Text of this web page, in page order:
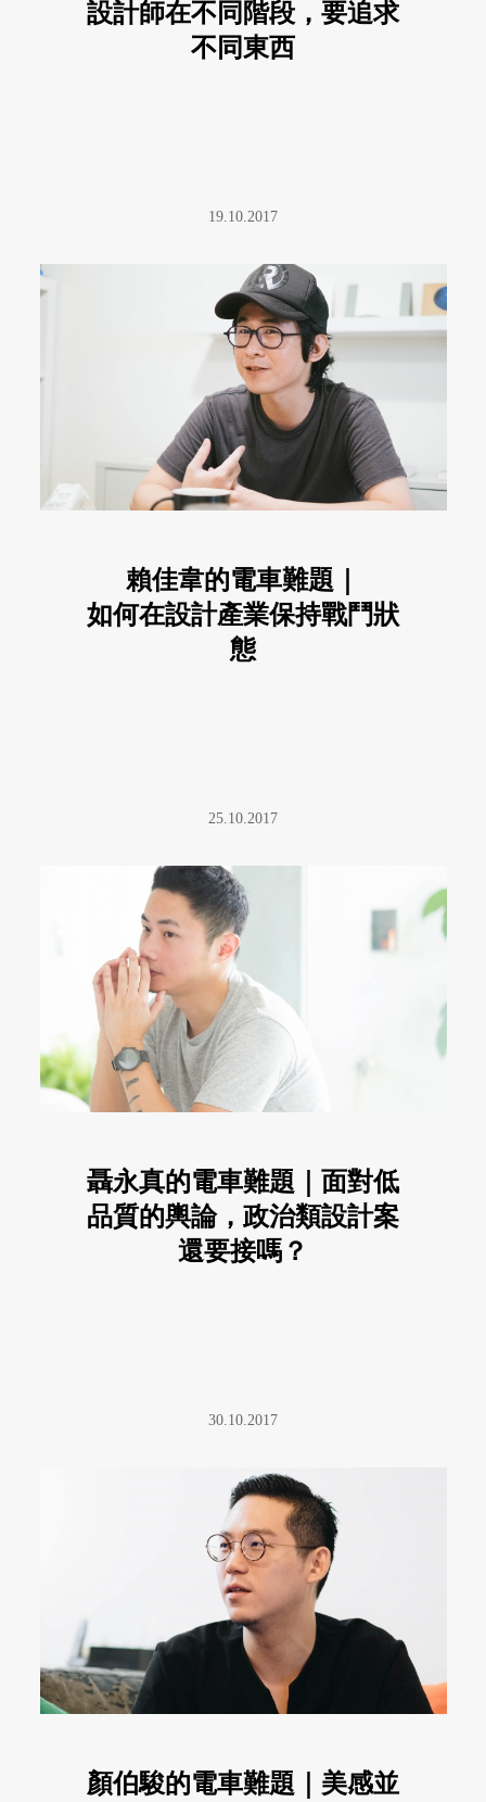
設計師在不同階段，要追求
不同東西
19.10.2017
賴佳韋的電車難題｜
如何在設計產業保持戰鬥狀
態
25.10.2017
聶永真的電車難題｜面對低
品質的輿論，政治類設計案
還要接嗎？
30.10.2017
顏伯駿的電車難題｜美感並